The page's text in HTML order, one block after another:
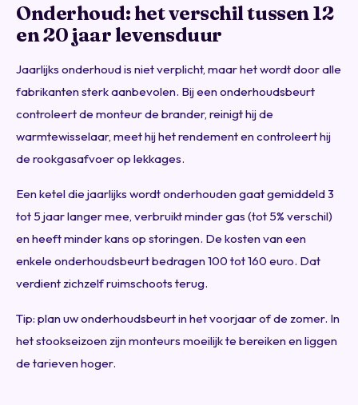
Onderhoud: het verschil tussen 12
en 20 jaar levensduur
Jaarlijks onderhoud is niet verplicht, maar het wordt door alle
fabrikanten sterk aanbevolen. Bij een onderhoudsbeurt
controleert de monteur de brander, reinigt hij de
warmtewisselaar, meet hij het rendement en controleert hij
de rookgasafvoer op lekkages.
Een ketel die jaarlijks wordt onderhouden gaat gemiddeld 3
tot 5 jaar langer mee, verbruikt minder gas (tot 5% verschil)
en heeft minder kans op storingen. De kosten van een
enkele onderhoudsbeurt bedragen 100 tot 160 euro. Dat
verdient zichzelf ruimschoots terug.
Tip: plan uw onderhoudsbeurt in het voorjaar of de zomer. In
het stookseizoen zijn monteurs moeilijk te bereiken en liggen
de tarieven hoger.